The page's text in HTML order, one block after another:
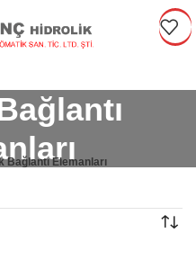
Bağlantı Elemanları